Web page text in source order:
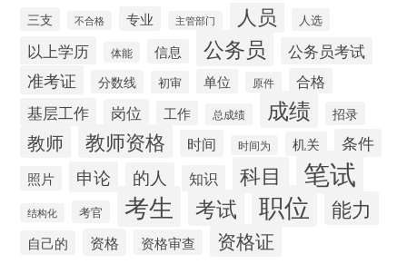
三支 不合格 专业 主管部门 人员 人选
以上学历 体能 信息 公务员 公务员考试
准考证 分数线 初审 单位 原件 合格
基层工作 岗位 工作 总成绩 成绩 招录
教师 教师资格 时间 时间为 机关 条件
照片 申论 的人 知识 科目 笔试
结构化 考官 考生 考试 职位 能力
自己的 资格 资格审查 资格证